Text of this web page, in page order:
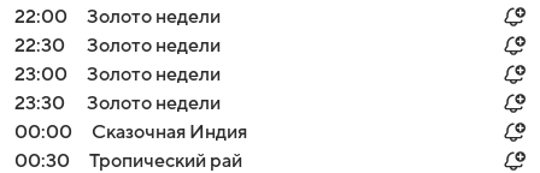
22:00
Золото недели
22:30
Золото недели
23:00
Золото недели
23:30
Золото недели
00:00
Сказочная Индия
00:30
Тропический рай